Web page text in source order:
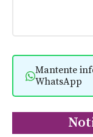
Mantente
WhatsApp